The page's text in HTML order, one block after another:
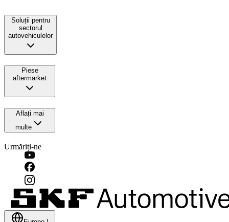
Soluții pentru
sectorul
autovehiculelor
Piese
aftermarket
Aflați mai
multe
Urmăriți-ne